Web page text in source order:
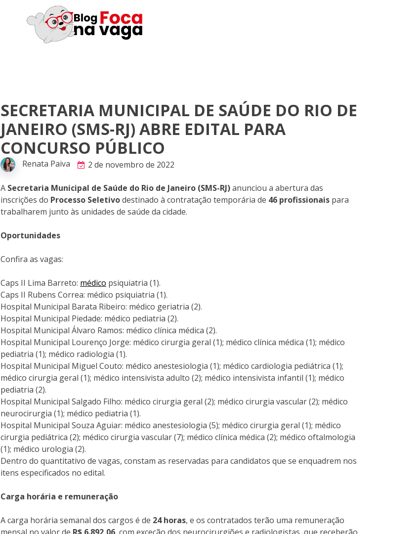
SECRETARIA MUNICIPAL DE SAÚDE DO RIO DE
JANEIRO (SMS-RJ) ABRE EDITAL PARA
CONCURSO PÚBLICO
Renata Paiva 2 de novembro de 2022
A Secretaria Municipal de Saúde do Rio de Janeiro (SMS-RJ)anunciou a abertura das
inscrições do Processo Seletivodestinado à contratação temporária de 46 profissionais para
trabalharem junto às unidades de saúde da cidade.
Oportunidades
Confira as vagas:
Caps II Lima Barreto: médico psiquiatria (1).
Caps II Rubens Correa: médico psiquiatria (1).
Hospital Municipal Barata Ribeiro: médico geriatria (2).
Hospital Municipal Piedade: médico pediatria (2).
Hospital Municipal Álvaro Ramos: médico clínica médica (2).
Hospital Municipal Lourenço Jorge: médico cirurgia geral (1); médico clínica médica (1); médico
pediatria (1); médico radiologia (1).
Hospital Municipal Miguel Couto: médico anestesiologia (1); médico cardiologia pediátrica (1);
médico cirurgia geral (1); médico intensivista adulto (2); médico intensivista infantil (1); médico
pediatria (2).
Hospital Municipal Salgado Filho: médico cirurgia geral (2); médico cirurgia vascular (2); médico
neurocirurgia (1); médico pediatria (1).
Hospital Municipal Souza Aguiar: médico anestesiologia (5); médico cirurgia geral (1); médico
cirurgia pediátrica (2); médico cirurgia vascular (7); médico clínica médica (2); médico oftalmologia
(1); médico urologia (2).
Dentro do quantitativo de vagas, constam as reservadas para candidatos que se enquadrem nos
itens especificados no edital.
Carga horária e remuneração
A carga horária semanal dos cargos é de 24 horas, e os contratados terão uma remuneração